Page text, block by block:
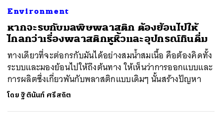
Environment
หากจะรบกับมลพิษพลาสติก ต้องย้อนไปให้
ไกลกว่าเรื่องพลาสติกหูหิ้วและอุปกรณ์กินดื่ม
ทางเดียวที่จะต่อกรกับมันได้อย่างสมน้ำสมเนื้อ คือต้องคิดทั้ง
ระบบและมองย้อนไปให้ถึงต้นทาง ให้เห็นว่าการออกแบบและ
การผลิตซึ่งเกี่ยวพันกับพลาสติกแบบเดิมๆ นั้นสร้างปัญหา
โดยฐิตินันท์ ศรีสถิต